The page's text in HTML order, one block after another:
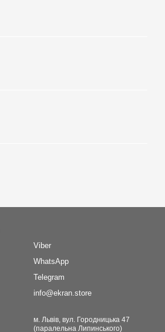
Viber
WhatsApp
Telegram
info@ekran.store
м. Львів, вул. Городницька 47
(паралельна Липинського)